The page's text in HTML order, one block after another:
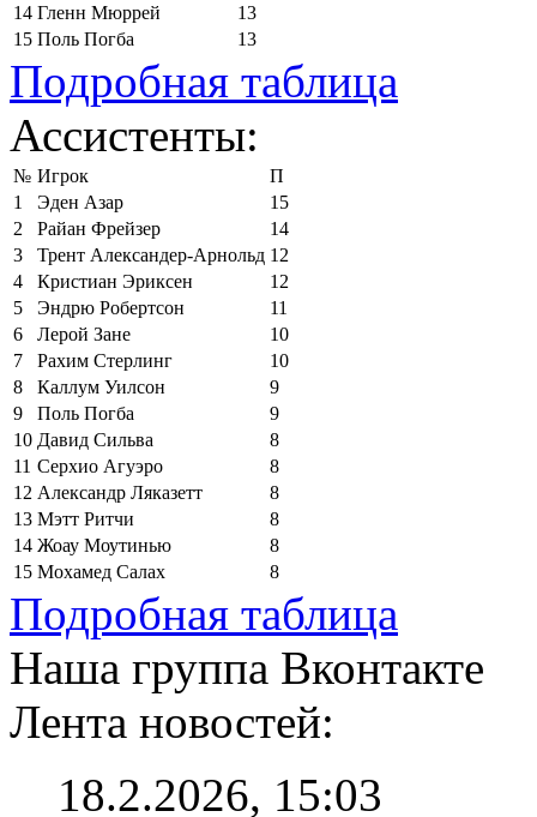
14 Гленн Мюррей
13
15 Поль Погба 13
Подробная таблица
Ассистенты:
№ Игрок
П
1
Эден Азар
15
2
Райан Фрейзер
14
3
Трент Александер-Арнольд 12
4
Кристиан Эриксен
12
5
Эндрю Робертсон
11
6
Лерой Зане
10
7
Рахим Стерлинг
10
8
Каллум Уилсон
9
9
Поль Погба
9
10 Давид Сильва
8
11 Серхио Агуэро
8
12 Александр Ляказетт
8
13 Мэтт Ритчи
8
14 Жоау Моутинью
8
15 Мохамед Салах 8
Подробная таблица
Наша группа Вконтакте
Лента новостей:
18.2.2026, 15:03